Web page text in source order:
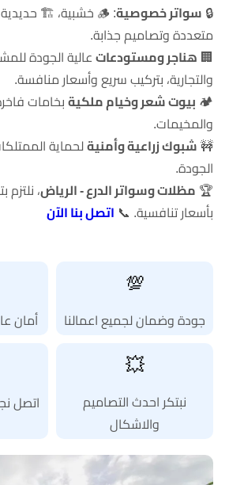
🔒 سواتر خصوصية
: 🪵 خشبية، 🏗️
متعددة وتصاميم جذابة.
🏢 هناجر ومستودعاتعالية الجودة
والتجارية، بتركيب سريع وأسعار منافسة.
🏕️ بيوت شعر وخيام ملكيةبخامات
والمخيمات.
🚧شبوك زراعية وأمنيةلحماية
الجودة.
🏆 مظلات وسواتر الدرع - الرياض،
بأسعار تنافسية. 📞 اتصل بنا الآن
💯
جودة وضمان لجميع اعمالنا أمان
💥
نبتكر احدث التصاميم
والاشكال
اتصل